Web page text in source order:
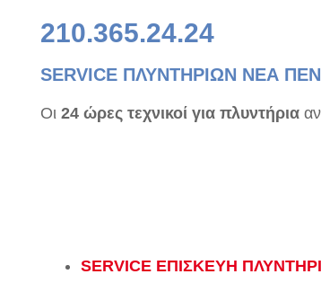
210.365.24.24
SERVICE ΠΛΥΝΤΗΡΙΩΝ ΝΕΑ
Οι 24 ώρες τεχνικοί για πλυντήρια
SERVICE ΕΠΙΣΚΕΥΗ